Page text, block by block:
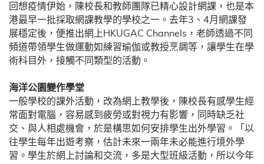
回想疫情伊始，陳校長和教師團隊已精心設計網課，也是本
港最早一批採取網課教學的學校之一。去年3、4月網課發
展穩定後，便推出網上HKUGAC Channels，老師透過不同
頻道帶領學生做運動如練習瑜伽或教授烹調等，讓學生在學
術科目外，接觸不同類型的活動。
海洋公園變作學堂
一般學校的課外活動，改為網上教學後，陳校長有感學生經
常面對電腦，容易感到疲勞或對視力有影響，同時缺乏社
交、與人相處機會，於是構思如何安排學生出外學習。「以
往學生每年出遊考察，估計未來一兩年未必能進行境外學
習。學生於網上討論和交流，多是大型班級活動，所以今年